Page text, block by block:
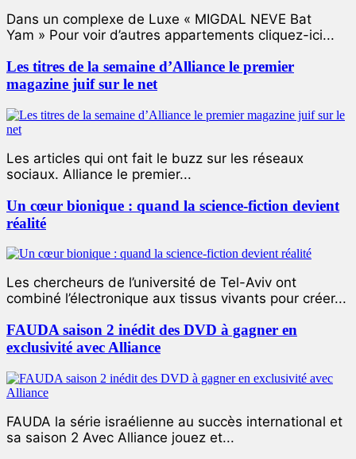
Dans un complexe de Luxe « MIGDAL NEVE Bat
Yam » Pour voir d’autres appartements cliquez-ici...
Les titres de la semaine d’Alliance le premier
magazine juif sur le net
Les articles qui ont fait le buzz sur les réseaux
sociaux. Alliance le premier...
Un cœur bionique : quand la science-fiction devient
réalité
Les chercheurs de l’université de Tel-Aviv ont
combiné l’électronique aux tissus vivants pour créer...
FAUDA saison 2 inédit des DVD à gagner en
exclusivité avec Alliance
FAUDA la série israélienne au succès international et
sa saison 2 Avec Alliance jouez et...